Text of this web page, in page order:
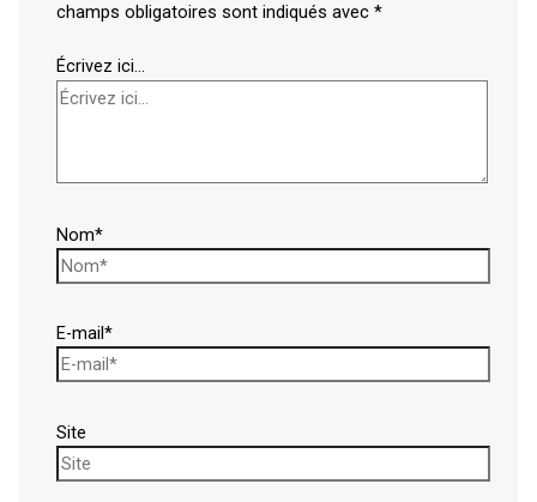
champs obligatoires sont indiqués avec*
Écrivez ici…
Nom*
E-mail*
Site